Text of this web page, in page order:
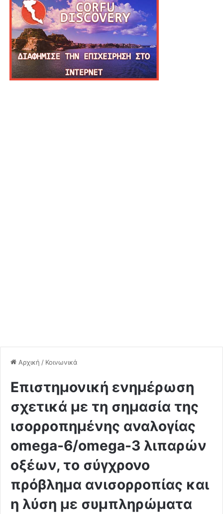
Αρχική / Κοινωνικά
Eπιστημονική ενημέρωση
σχετικά με τη σημασία της
ισορροπημένης αναλογίας
omega-6/omega-3 λιπαρών
οξέων, το σύγχρονο
πρόβλημα ανισορροπίας και
η λύση με συμπληρώματα